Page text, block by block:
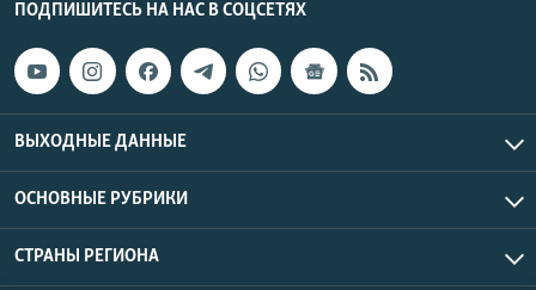
ПОДПИШИТЕСЬ НА НАС В СОЦСЕТЯХ
ВЫХОДНЫЕ ДАННЫЕ
ОСНОВНЫЕ РУБРИКИ
СТРАНЫ РЕГИОНА